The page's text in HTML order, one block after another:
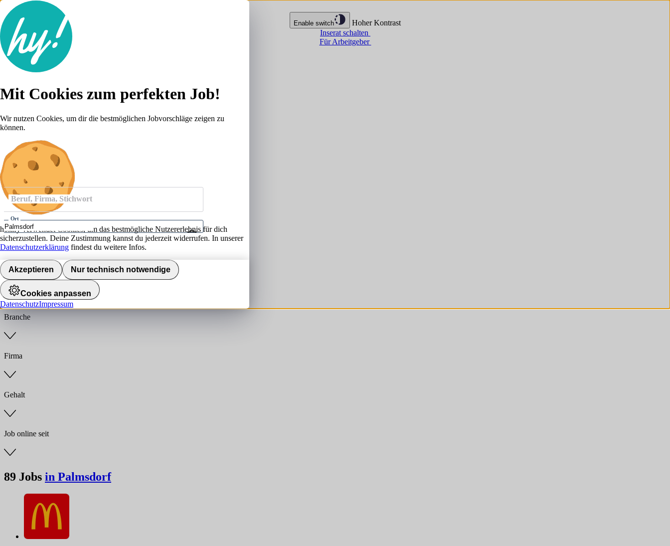
Enable switch
Hoher Kontrast
Inserat schalten
Für Arbeitgeber
Lebenslauf
Karriere-Tipps
Anmelden
Beruf, Firma, Stichwort
Ort
Umkreis
Jobs finden
Anstellungsart
Branche
Firma
Gehalt
Job online seit
89 Jobs in Palmsdorf
Mit Cookies zum perfekten Job!
Wir nutzen Cookies, um dir die bestmöglichen Jobvorschläge zeigen zu
können.
hokify verwendet Cookies, um das bestmögliche Nutzererlebnis für dich
sicherzustellen. Deine Zustimmung kannst du jederzeit widerrufen. In unserer
Datenschutzerklärung findest du weitere Infos.
Akzeptieren Nur technisch notwendige
Cookies anpassen
DatenschutzImpressum